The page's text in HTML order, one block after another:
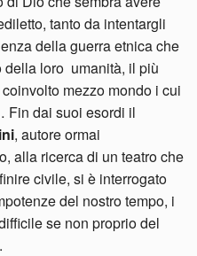
tanto da intentargli
della guerra etnica che
della loro umanità, il più
mezzo mondo i cui
Fin dai suoi esordi il
, autore ormai
alla ricerca di un teatro che
civile, si è interrogato
del nostro tempo, i
se non proprio del